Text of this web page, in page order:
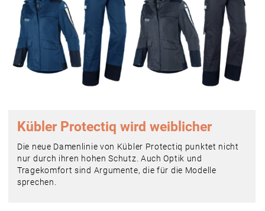
Kübler Protectiq wird weiblicher
Die neue Damenlinie von Kübler Protectiq punktet nicht
nur durch ihren hohen Schutz. Auch Optik und
Tragekomfort sind Argumente, die für die Modelle
sprechen.